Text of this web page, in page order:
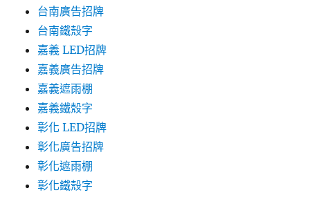
台南廣告招牌
台南鐵殼字
嘉義 LED招牌
嘉義廣告招牌
嘉義遮雨棚
嘉義鐵殼字
彰化 LED招牌
彰化廣告招牌
彰化遮雨棚
彰化鐵殼字